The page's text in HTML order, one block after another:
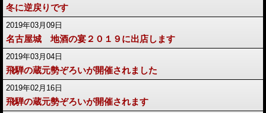
冬に逆戻りです
2019年03月09日
名古屋城 地酒の宴２０１９に出店します
2019年03月04日
飛騨の蔵元勢ぞろいが開催されました
2019年02月16日
飛騨の蔵元勢ぞろいが開催されます